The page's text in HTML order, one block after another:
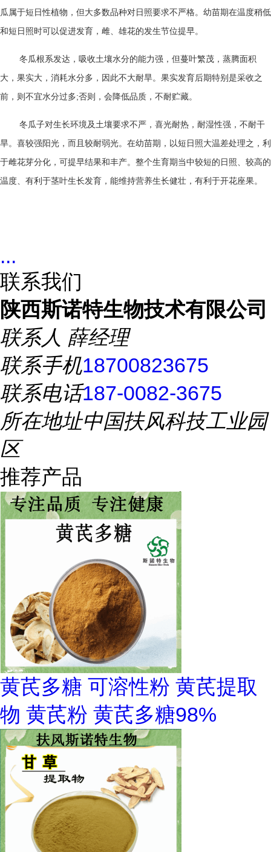
瓜属于短日性植物，但大多数品种对日照要求不严格。幼苗期在温度稍低
和短日照时可以促进发育，雌、雄花的发生节位提早。
冬瓜根系发达，吸收土壤水分的能力强，但蔓叶繁茂，蒸腾面积
大，果实大，消耗水分多，因此不大耐旱。果实发育后期特别是采收之
前，则不宜水分过多;否则，会降低品质，不耐贮藏。
冬瓜子对生长环境及土壤要求不严，喜光耐热，耐湿性强，不耐干
旱。喜较强阳光，而且较耐弱光。在幼苗期，以短日照大温差处理之，利
于雌花芽分化，可提早结果和丰产。整个生育期当中较短的日照、较高的
温度、有利于茎叶生长发育，能维持营养生长健壮，有利于开花座果。
...
联系我们
陕西斯诺特生物技术有限公司
联系人 薛经理
联系手机18700823675
联系电话187-0082-3675
所在地址中国扶风科技工业园
区
推荐产品
黄芪多糖 可溶性粉 黄芪提取
物 黄芪粉 黄芪多糖98%